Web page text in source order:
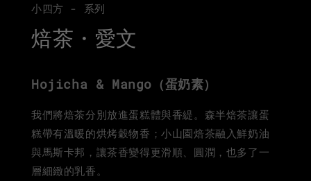
小四方 - 系列
焙茶・愛文
Hojicha & Mango（蛋奶素）
我們將焙茶分別放進蛋糕體與香緹。森半焙茶讓蛋
糕帶有溫暖的烘烤穀物香；小山園焙茶融入鮮奶油
與馬斯卡邦，讓茶香變得更滑順、圓潤，也多了一
層細緻的乳香。